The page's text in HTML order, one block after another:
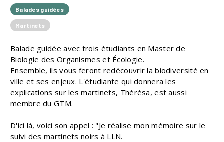
Balades guidées
Martinets
Balade guidée avec trois étudiants en Master de
Biologie des Organismes et Écologie.
Ensemble, ils vous feront redécouvrir la biodiversité en
ville et ses enjeux. L'étudiante qui donnera les
explications sur les martinets, Thérèsa, est aussi
membre du GTM.
D'ici là, voici son appel : "Je réalise mon mémoire sur le
suivi des martinets noirs à LLN.